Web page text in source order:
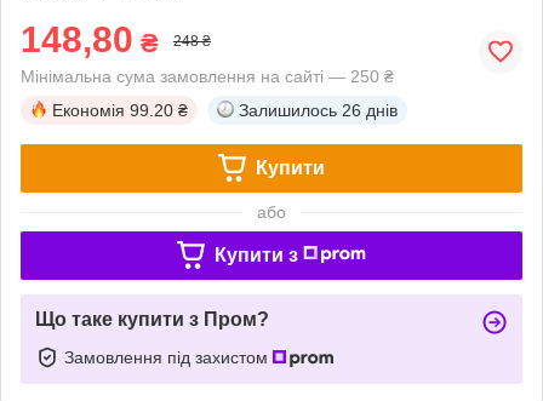
148,80 ₴ 248 ₴
Мінімальна сума замовлення на сайті — 250 ₴
Економія 99.20 ₴ Залишилось 26 днів
Купити
або
Купити з
Що таке купити з Пром?
Замовлення під захистом